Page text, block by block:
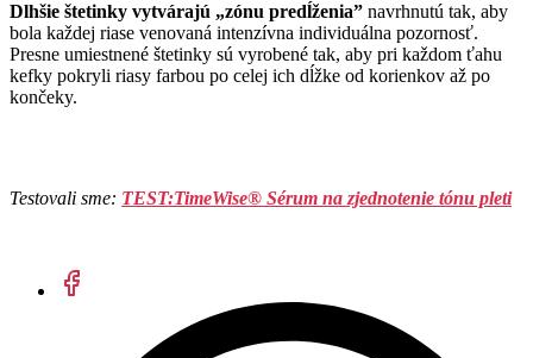
Dlhšie štetinky vytvárajú „zónu predĺženia” navrhnutú tak, aby
bola každej riase venovaná intenzívna individuálna pozornosť.
Presne umiestnené štetinky sú vyrobené tak, aby pri každom ťahu
kefky pokryli riasy farbou po celej ich dĺžke od korienkov až po
končeky.
Testovali sme: TEST:TimeWise® Sérum na zjednotenie tónu pleti